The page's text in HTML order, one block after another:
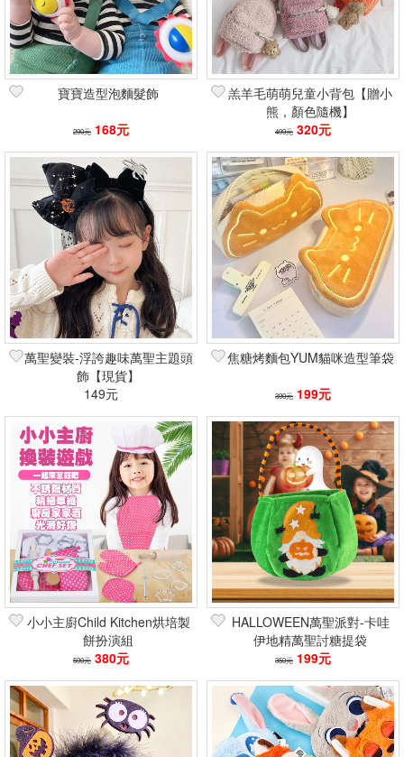
寶寶造型泡麵髮飾
290元 168元
羔羊毛萌萌兒童小背包【贈小
熊，顏色隨機】
499元 320元
萬聖變裝-浮誇趣味萬聖主題頭
飾【現貨】
149元
焦糖烤麵包YUM貓咪造型筆袋
390元 199元
小小主廚Child Kitchen烘培製
餅扮演組
590元 380元
HALLOWEEN萬聖派對-卡哇
伊地精萬聖討糖提袋
350元 199元